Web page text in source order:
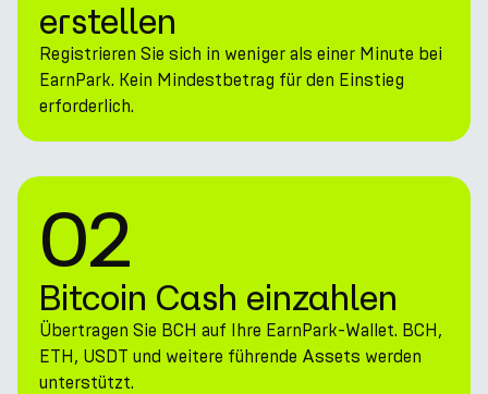
erstellen
Registrieren Sie sich in weniger als einer Minute bei
EarnPark. Kein Mindestbetrag für den Einstieg
erforderlich.
02
Bitcoin Cash einzahlen
Übertragen Sie BCH auf Ihre EarnPark-Wallet. BCH,
ETH, USDT und weitere führende Assets werden
unterstützt.